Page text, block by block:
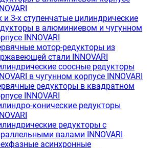
и 3-х ступенчатые цилиндрические
в алюминиевом и чугунном
INNOVARI
мотор-редукторы из
стали INNOVARI
соосные редукторы
в чугунном корпусе INNOVARI
редукторы в квадратном
INNOVARI
конические редукторы
редукторы с
валами INNOVARI
асинхронные